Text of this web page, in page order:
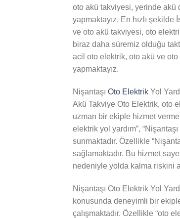
oto akü takviyesi, yerinde
yapmaktayız. En hızlı
ve oto akü takviyesi, oto
biraz daha süremiz olduğu
acil oto elektrik, oto akü ve
yapmaktayız.
Nişantaşı Oto Elektrik Yol
Akü Takviye Oto Elektrik, oto
uzman bir ekiple hizmet
elektrik yol yardım”,
sunmaktadır. Özellikle
sağlamaktadır. Bu hizmet
nedeniyle yolda kalma riskini
Nişantaşı Oto Elektrik Yol
konusunda deneyimli bir
çalışmaktadır. Özellikle “oto